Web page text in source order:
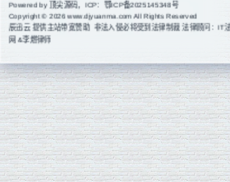
Powered by 顶尖源码，ICP： 鄂ICP备2025145348号
Copyright © 2026 www.djyuanma.com All Rights Reserved
辰迅云提供主站带宽赞助 非法入侵必将受到法律制裁 法律顾问：IT
网 &李燃律师